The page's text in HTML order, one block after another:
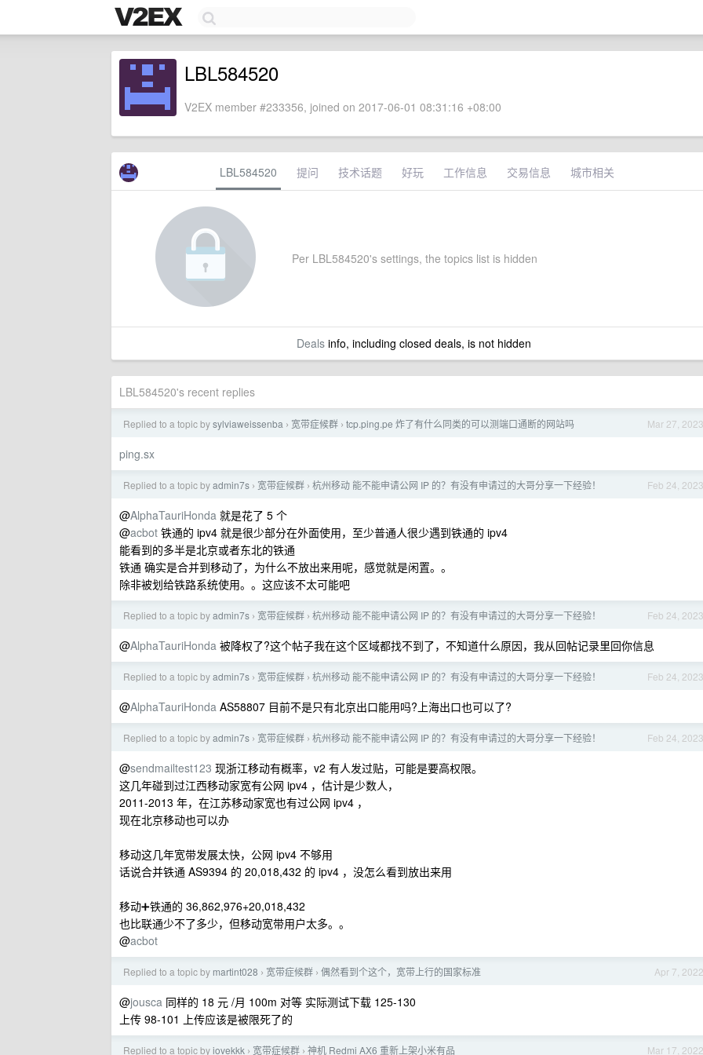
LBL584520
V2EX member #233356, joined on 2017-06-01 08:31:16 +08:00
LBL584520 提问 技术话题 好玩 工作信息 交易信息 城市相关
Per LBL584520's settings, the topics list is hidden
Dealsinfo, including closed deals, is not hidden
LBL584520's recent replies
Mar 27, 2023
Replied to a topic bysylviaweissenba › 宽带症候群 › tcp.ping.pe 炸了有什么同类的可以测端口通断的网站吗
ping.sx
Feb 24, 2023
Replied to a topic byadmin7s › 宽带症候群 › 杭州移动 能不能申请公网 IP 的？有没有申请过的大哥分享一下经验！
@AlphaTauriHonda 就是花了 5 个
@acbot 铁通的 ipv4 就是很少部分在外面使用，至少普通人很少遇到铁通的 ipv4
能看到的多半是北京或者东北的铁通
铁通 确实是合并到移动了，为什么不放出来用呢，感觉就是闲置。。
除非被划给铁路系统使用。。这应该不太可能吧
Feb 24, 2023
Replied to a topic byadmin7s › 宽带症候群 › 杭州移动 能不能申请公网 IP 的？有没有申请过的大哥分享一下经验！
@AlphaTauriHonda 被降权了?这个帖子我在这个区域都找不到了，不知道什么原因，我从回帖记录里回你信息
Feb 24, 2023
Replied to a topic byadmin7s › 宽带症候群 › 杭州移动 能不能申请公网 IP 的？有没有申请过的大哥分享一下经验！
@AlphaTauriHonda AS58807 目前不是只有北京出口能用吗?上海出口也可以了?
Feb 24, 2023
Replied to a topic byadmin7s › 宽带症候群 › 杭州移动 能不能申请公网 IP 的？有没有申请过的大哥分享一下经验！
@sendmailtest123 现浙江移动有概率，v2 有人发过贴，可能是要高权限。
这几年碰到过江西移动家宽有公网 ipv4 ，估计是少数人，
2011-2013 年，在江苏移动家宽也有过公网 ipv4 ，
现在北京移动也可以办
移动这几年宽带发展太快，公网 ipv4 不够用
话说合并铁通 AS9394 的 20,018,432 的 ipv4 ，没怎么看到放出来用
移动➕铁通的 36,862,976+20,018,432
也比联通少不了多少，但移动宽带用户太多。。
@acbot
Apr 7, 2022
Replied to a topic by martint028 › 宽带症候群 › 偶然看到个这个，宽带上行的国家标准
@jousca 同样的 18 元 /月 100m 对等 实际测试下载 125-130
上传 98-101 上传应该是被限死了的
Mar 17, 2022
Replied to a topic byiovekkk › 宽带症候群 › 神机 Redmi AX6 重新上架小米有品